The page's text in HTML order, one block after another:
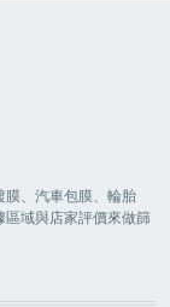
、汽車包膜、輪胎
域與店家評價來做篩